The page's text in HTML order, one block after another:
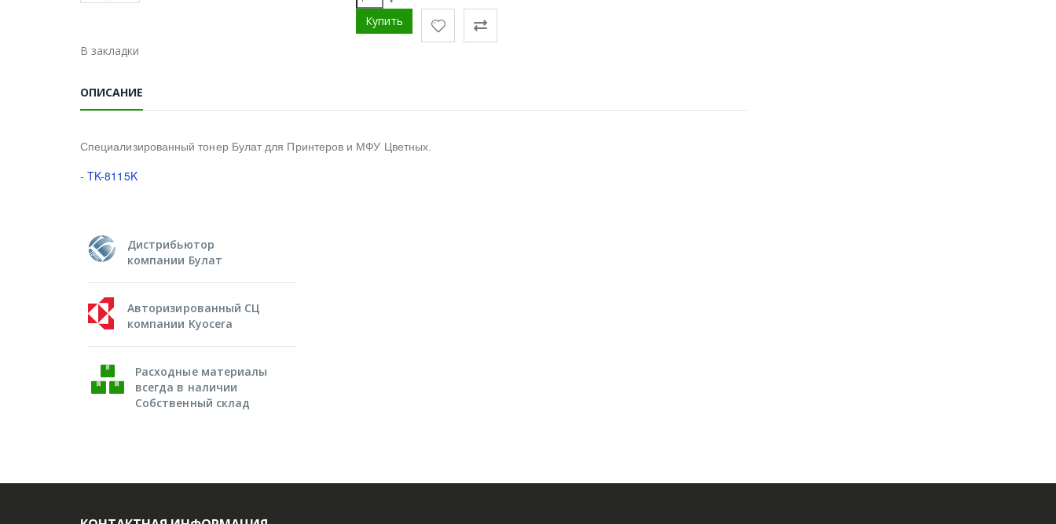
В закладки
ОПИСАНИЕ
Специализированный тонер Булат для Принтеров и МФУ Цветных.
- TK-8115K
Дистрибьютор
компании Булат
Авторизированный СЦ
компании Kyocera
Расходные материалы
всегда в наличии
Собственный склад